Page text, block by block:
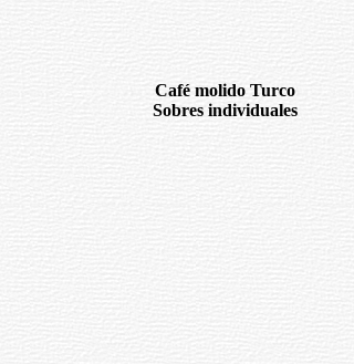
Café molido Turco
Sobres individuales